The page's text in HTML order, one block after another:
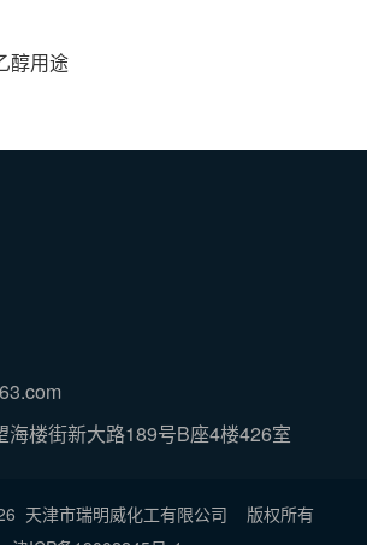
醇用途
海楼街新大路189号B座4楼426室
天津市瑞明威化工有限公司
版权所有